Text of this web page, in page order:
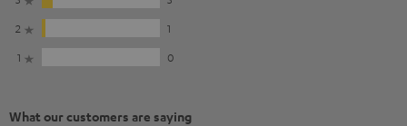
2
1
1
0
What our customers are saying